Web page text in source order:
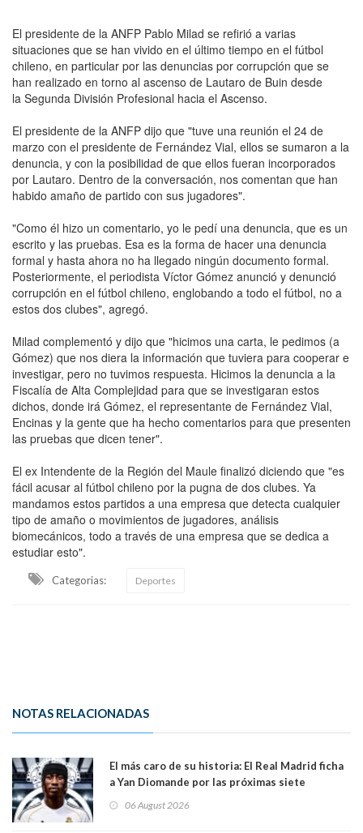
El presidente de la ANFP Pablo Milad se refirió a varias
situaciones que se han vivido en el último tiempo en el fútbol
chileno, en particular por las denuncias por corrupción que se
han realizado en torno al ascenso de Lautaro de Buin desde
la Segunda División Profesional hacia el Ascenso.
El presidente de la ANFP dijo que "tuve una reunión el 24 de
marzo con el presidente de Fernández Vial, ellos se sumaron a la
denuncia, y con la posibilidad de que ellos fueran incorporados
por Lautaro. Dentro de la conversación, nos comentan que han
habido amaño de partido con sus jugadores".
"Como él hizo un comentario, yo le pedí una denuncia, que es un
escrito y las pruebas. Esa es la forma de hacer una denuncia
formal y hasta ahora no ha llegado ningún documento formal.
Posteriormente, el periodista Víctor Gómez anunció y denunció
corrupción en el fútbol chileno, englobando a todo el fútbol, no a
estos dos clubes", agregó.
Milad complementó y dijo que "hicimos una carta, le pedimos (a
Gómez) que nos diera la información que tuviera para cooperar e
investigar, pero no tuvimos respuesta. Hicimos la denuncia a la
Fiscalía de Alta Complejidad para que se investigaran estos
dichos, donde irá Gómez, el representante de Fernández Vial,
Encinas y la gente que ha hecho comentarios para que presenten
las pruebas que dicen tener".
El ex Intendente de la Región del Maule finalizó diciendo que "es
fácil acusar al fútbol chileno por la pugna de dos clubes. Ya
mandamos estos partidos a una empresa que detecta cualquier
tipo de amaño o movimientos de jugadores, análisis
biomecánicos, todo a través de una empresa que se dedica a
estudiar esto".
Categorias: Deportes
NOTAS RELACIONADAS
El más caro de su historia: El Real Madrid ficha
a Yan Diomande por las próximas siete
06 August 2026